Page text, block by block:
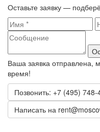
Оставьте заявку —
Ваша заявка отправлена,
время!
Позвонить: +7 (495) 748-
Написать на